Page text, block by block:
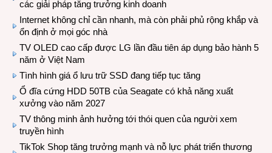
các giải pháp tăng trưởng kinh doanh
Internet không chỉ cần nhanh, mà còn phải phủ rộng khắp và
ổn định ở mọi góc nhà
TV OLED cao cấp được LG lần đầu tiên áp dụng bảo hành 5
năm ở Việt Nam
Tình hình giá ổ lưu trữ SSD đang tiếp tục tăng
Ổ đĩa cứng HDD 50TB của Seagate có khả năng xuất
xưởng vào năm 2027
TV thông minh ảnh hưởng tới thói quen của người xem
truyền hình
TikTok Shop tăng trưởng mạnh và nỗ lực phát triển thương